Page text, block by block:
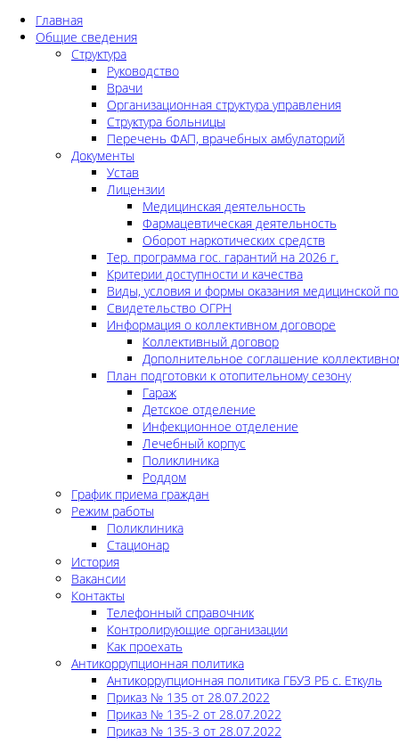
Главная
Общие сведения
Структура
Руководство
Врачи
Организационная структура управления
Структура больницы
Перечень ФАП, врачебных амбулаторий
Документы
Устав
Лицензии
Медицинская деятельность
Фармацевтическая деятельность
Оборот наркотических средств
Тер. программа гос. гарантий на 2026 г.
Критерии доступности и качества
Виды, условия и формы оказания медицинской
Свидетельство ОГРН
Информация о коллективном договоре
Коллективный договор
Дополнительное соглашение
План подготовки к отопительному сезону
Гараж
Детское отделение
Инфекционное отделение
Лечебный корпус
Поликлиника
Роддом
График приема граждан
Режим работы
Поликлиника
Стационар
История
Вакансии
Контакты
Телефонный справочник
Контролирующие организации
Как проехать
Антикоррупционная политика
Антикоррупционная политика ГБУЗ РБ с. Еткуль
Приказ № 135 от 28.07.2022
Приказ № 135-2 от 28.07.2022
Приказ № 135-3 от 28.07.2022